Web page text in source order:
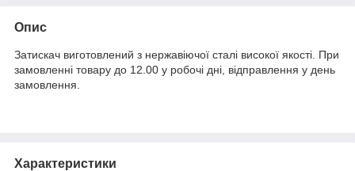
Опис
Затискач виготовлений з нержавіючої сталі високої якості. При
замовленні товару до 12.00 у робочі дні, відправлення у день
замовлення.
Характеристики